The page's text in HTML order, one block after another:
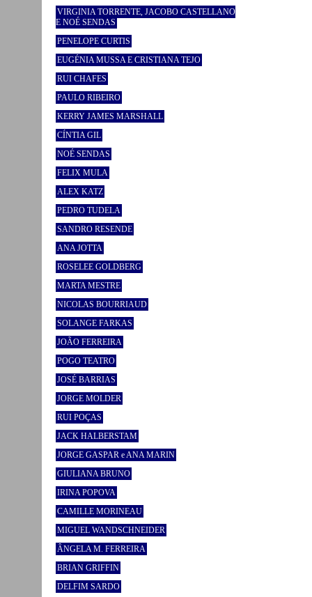
VIRGINIA TORRENTE, JACOBO CASTELLANO
E NOÉ SENDAS
PENELOPE CURTIS
EUGÉNIA MUSSA E CRISTIANA TEJO
RUI CHAFES
PAULO RIBEIRO
KERRY JAMES MARSHALL
CÍNTIA GIL
NOÉ SENDAS
FELIX MULA
ALEX KATZ
PEDRO TUDELA
SANDRO RESENDE
ANA JOTTA
ROSELEE GOLDBERG
MARTA MESTRE
NICOLAS BOURRIAUD
SOLANGE FARKAS
JOÃO FERREIRA
POGO TEATRO
JOSÉ BARRIAS
JORGE MOLDER
RUI POÇAS
JACK HALBERSTAM
JORGE GASPAR e ANA MARIN
GIULIANA BRUNO
IRINA POPOVA
CAMILLE MORINEAU
MIGUEL WANDSCHNEIDER
ÂNGELA M. FERREIRA
BRIAN GRIFFIN
DELFIM SARDO